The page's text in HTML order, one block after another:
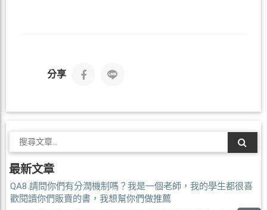
分享
最新文章
QA8.請問你們有分潤機制嗎？我是一個老師，我的學生都很喜
歡閱讀你們販賣的書，我想幫你們做推薦